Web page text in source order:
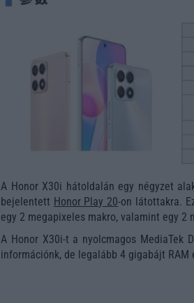
A Honor X30i hátoldalán egy négyzet
bejelentett Honor Play 20-on látottakra.
egy 2 megapixeles makro, valamint egy 2
A Honor X30i-t a nyolcmagos MediaTek
információnk, de legalább 4 gigabájt